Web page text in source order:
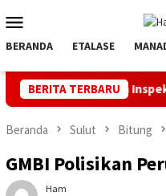
ke
kontenMobile
BERANDA ETALASE
BERITA TERBARU
dan Inspeksi Peralatan
Beranda Sulut Bitung
GMBI Polisikan
Ham